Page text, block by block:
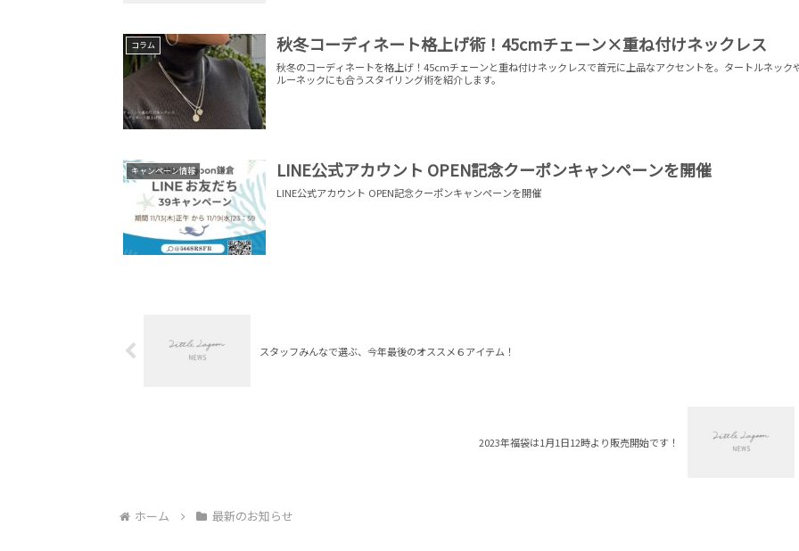
コラム 秋冬コーディネート格上げ術！45cmチェーン×重ね付けネックレス
秋冬のコーディネートを格上げ！45cmチェーンと重ね付けネックレスで首元に上品なアクセントを。タートルネック
ルーネックにも合うスタイリング術を紹介します。
キャンペーン情報 LINE公式アカウント OPEN記念クーポンキャンペーンを開催
LINE公式アカウント OPEN記念クーポンキャンペーンを開催
スタッフみんなで選ぶ、今年最後のオススメ６アイテム！
2023年福袋は1月1日12時より販売開始です！
ホーム 最新のお知らせ